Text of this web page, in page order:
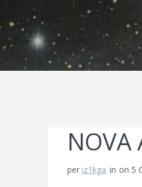
per iz1kga in on 5